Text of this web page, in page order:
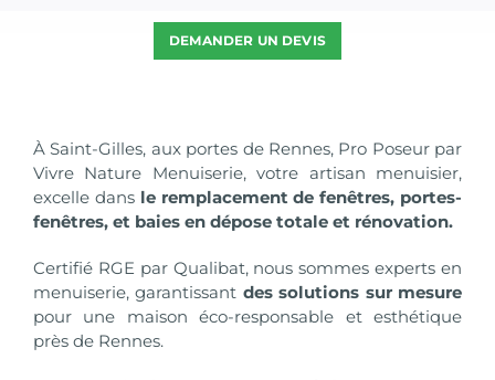
DEMANDER UN DEVIS
À Saint-Gilles, aux portes de Rennes, Pro Poseur par
Vivre Nature Menuiserie, votre artisan menuisier,
excelle dans le remplacement defenêtres, portes-
fenêtres, et baiesen dépose totale et rénovation.
Certifié RGE par Qualibat, nous sommes experts en
menuiserie, garantissant des solutions sur mesure
pour une maison éco-responsable et esthétique
près de Rennes.